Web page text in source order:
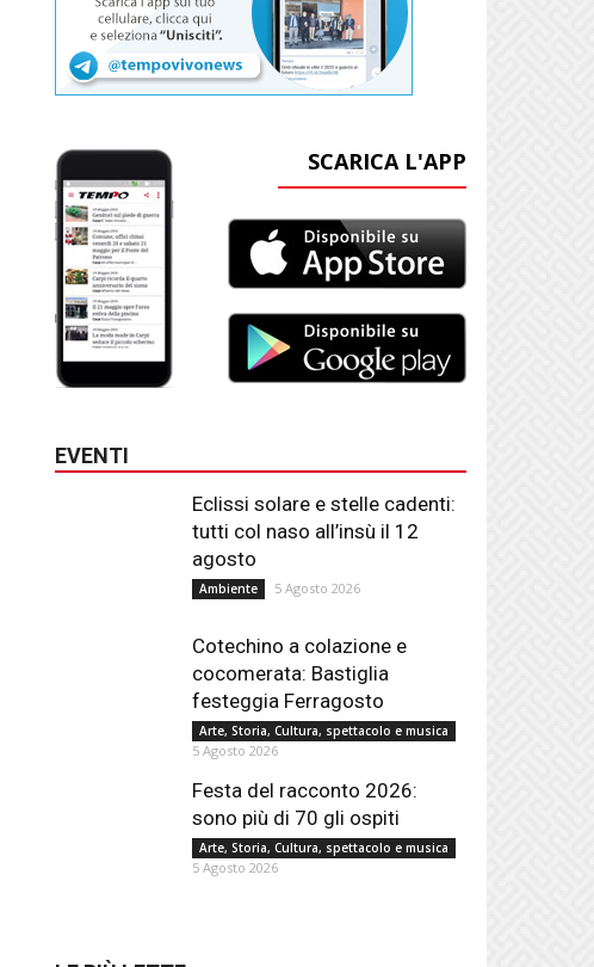
SCARICA L'APP
EVENTI
Eclissi solare e stelle cadenti:
tutti col naso all’insù il 12
agosto
Ambiente 5 Agosto 2026
Cotechino a colazione e
cocomerata: Bastiglia
festeggia Ferragosto
Arte, Storia, Cultura, spettacolo e musica
5 Agosto 2026
Festa del racconto 2026:
sono più di 70 gli ospiti
Arte, Storia, Cultura, spettacolo e musica
5 Agosto 2026